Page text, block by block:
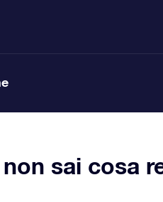
sai cosa